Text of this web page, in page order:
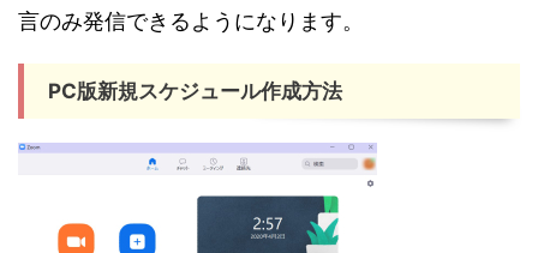
言のみ発信できるようになります。
PC版新規スケジュール作成方法